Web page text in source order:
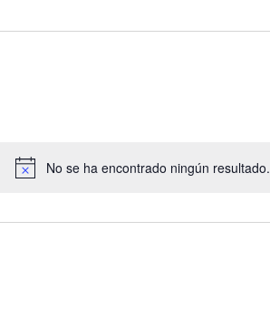
No se ha encontrado ningún resultado.